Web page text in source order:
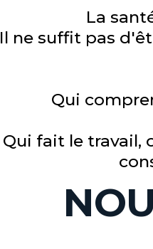
La
Il ne suffit pas
Qui
Qui fait le travail,